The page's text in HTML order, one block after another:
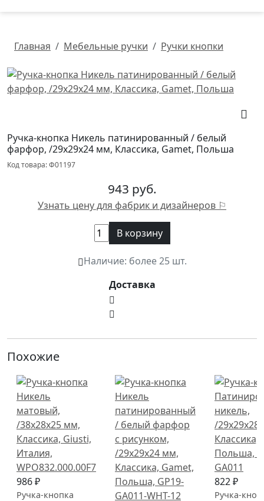
Главная Мебельные ручки Ручки кнопки
Ручка-кнопка Никель патинированный / белый
фарфор, /29х29х24 мм, Классика, Gamet, Польша
Код товара: Ф01197
943 руб.
Узнать цену для фабрик и дизайнеров ⚐
В корзину
Наличие: более 25 шт.
Доставка
Похожие
986 ₽
Ручка-кнопка
822 ₽
Ручка-